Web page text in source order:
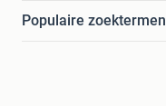
Populaire zoektermen